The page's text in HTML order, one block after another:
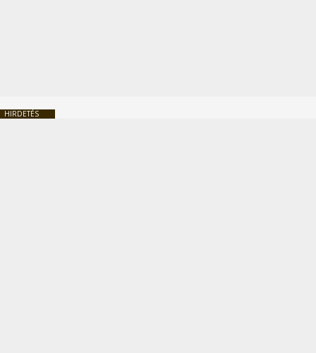
HIRDETÉS